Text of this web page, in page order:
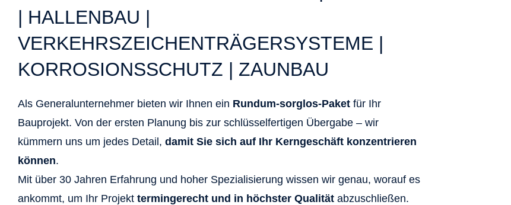
| HALLENBAU |
VERKEHRSZEICHENTRÄGERSYSTEME |
KORROSIONSSCHUTZ | ZAUNBAU
Als Generalunternehmer bieten wir Ihnen ein Rundum-sorglos-Paket für Ihr
Bauprojekt. Von der ersten Planung bis zur schlüsselfertigen Übergabe – wir
kümmern uns um jedes Detail, damit Sie sich auf Ihr Kerngeschäft konzentrieren
können.
Mit über 30 Jahren Erfahrung und hoher Spezialisierung wissen wir genau, worauf es
ankommt, um Ihr Projekt termingerecht und in höchster Qualität abzuschließen.